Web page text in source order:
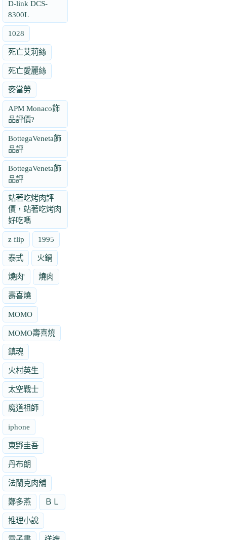
D-link DCS-
8300L
1028
死亡艾莉絲
死亡愛麗絲
麥當勞
APM Monaco飾
品評價?
BottegaVeneta飾
品評
BottegaVeneta飾
品評
站著吃烤肉評
價，站著吃烤肉
好吃嗎
z flip 1995
泰式 火鍋
燒肉' 燒肉
壽喜燒
MOMO
MOMO壽喜燒
鎮魂
火村英生
太空戰士
魔道祖師
iphone
東野圭吾
丹布朗
法蘭克肉舖
鄭多燕 ＢＬ
推理小說